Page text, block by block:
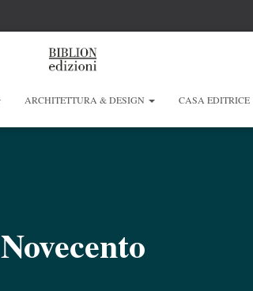
ARCHITETTURA & DESIGN CASA EDITRICE
Novecento